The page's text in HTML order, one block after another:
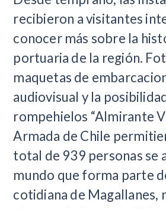
recibieron a visitantes
conocer más sobre la
portuaria de la región.
maquetas de
audiovisual y la
rompehielos “Almirante
Armada de Chile
total de 939 personas se
mundo que forma parte
cotidiana de Magallanes,